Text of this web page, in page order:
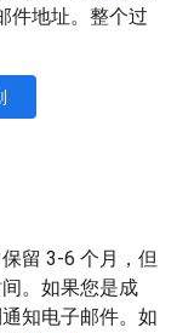
件地址。整个过
留 3-6 个月，但
。如果您是成
知电子邮件。如